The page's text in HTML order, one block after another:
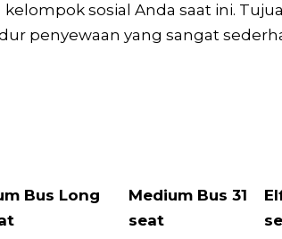
sosial Anda saat ini.
penyewaan yang sangat
Bus Long
Medium Bus 31
seat